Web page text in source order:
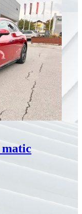
matic